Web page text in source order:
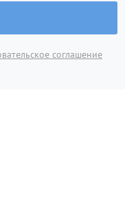
соглашение